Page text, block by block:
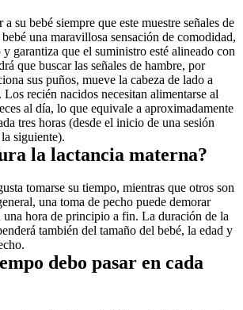
su bebé siempre que este muestre señales de
una maravillosa sensación de comodidad,
garantiza que el suministro esté alineado con
que buscar las señales de hambre, por
sus puños, mueve la cabeza de lado a
recién nacidos necesitan alimentarse al
al día, lo que equivale a aproximadamente
tres horas (desde el inicio de una sesión
siguiente).
la lactancia materna?
tomarse su tiempo, mientras que otros son
una toma de pecho puede demorar
una hora de principio a fin. La duración de la
también del tamaño del bebé, la edad y
debo pasar en cada